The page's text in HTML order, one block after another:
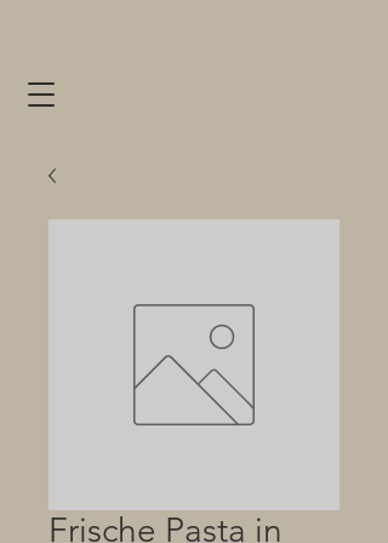
Frische Pasta in